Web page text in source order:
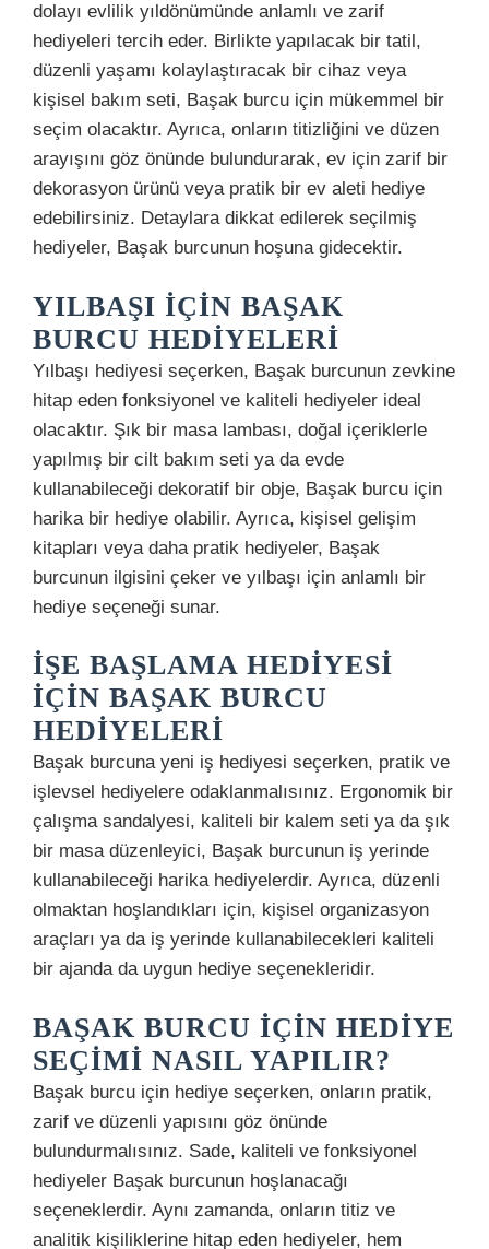
dolayı evlilik yıldönümünde anlamlı ve zarif
hediyeleri tercih eder. Birlikte yapılacak bir tatil,
düzenli yaşamı kolaylaştıracak bir cihaz veya
kişisel bakım seti, Başak burcu için mükemmel bir
seçim olacaktır. Ayrıca, onların titizliğini ve düzen
arayışını göz önünde bulundurarak, ev için zarif bir
dekorasyon ürünü veya pratik bir ev aleti hediye
edebilirsiniz. Detaylara dikkat edilerek seçilmiş
hediyeler, Başak burcunun hoşuna gidecektir.
YILBAŞI İÇIN BAŞAK
BURCU HEDIYELERI
Yılbaşı hediyesi seçerken, Başak burcunun zevkine
hitap eden fonksiyonel ve kaliteli hediyeler ideal
olacaktır. Şık bir masa lambası, doğal içeriklerle
yapılmış bir cilt bakım seti ya da evde
kullanabileceği dekoratif bir obje, Başak burcu için
harika bir hediye olabilir. Ayrıca, kişisel gelişim
kitapları veya daha pratik hediyeler, Başak
burcunun ilgisini çeker ve yılbaşı için anlamlı bir
hediye seçeneği sunar.
İŞE BAŞLAMA HEDIYESI
İÇIN BAŞAK BURCU
HEDIYELERI
Başak burcuna yeni iş hediyesi seçerken, pratik ve
işlevsel hediyelere odaklanmalısınız. Ergonomik bir
çalışma sandalyesi, kaliteli bir kalem seti ya da şık
bir masa düzenleyici, Başak burcunun iş yerinde
kullanabileceği harika hediyelerdir. Ayrıca, düzenli
olmaktan hoşlandıkları için, kişisel organizasyon
araçları ya da iş yerinde kullanabilecekleri kaliteli
bir ajanda da uygun hediye seçenekleridir.
BAŞAK BURCU İÇIN HEDIYE
SEÇIMI NASIL YAPILIR?
Başak burcu için hediye seçerken, onların pratik,
zarif ve düzenli yapısını göz önünde
bulundurmalısınız. Sade, kaliteli ve fonksiyonel
hediyeler Başak burcunun hoşlanacağı
seçeneklerdir. Aynı zamanda, onların titiz ve
analitik kişiliklerine hitap eden hediyeler, hem